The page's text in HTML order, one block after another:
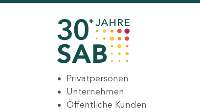
Privatpersonen
Unternehmen
Öffentliche Kunden